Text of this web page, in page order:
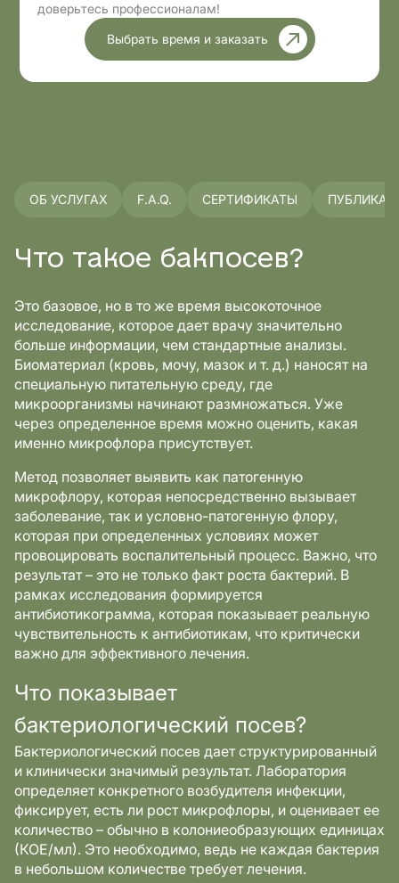
доверьтесь профессионалам!
Выбрать время и заказать
ОБ УСЛУГАХ F.A.Q. СЕРТИФИКАТЫ
Что такое бакпосев?
Это базовое, но в то же время высокоточное
исследование, которое дает врачу значительно
больше информации, чем стандартные анализы.
Биоматериал (кровь, мочу, мазок и т. д.) наносят на
специальную питательную среду, где
микроорганизмы начинают размножаться. Уже
через определенное время можно оценить, какая
именно микрофлора присутствует.
Метод позволяет выявить как патогенную
микрофлору, которая непосредственно вызывает
заболевание, так и условно-патогенную флору,
которая при определенных условиях может
провоцировать воспалительный процесс. Важно, что
результат – это не только факт роста бактерий. В
рамках исследования формируется
антибиотикограмма, которая показывает реальную
чувствительность к антибиотикам, что критически
важно для эффективного лечения.
Что показывает
бактериологический посев?
Бактериологический посев дает структурированный
и клинически значимый результат. Лаборатория
определяет конкретного возбудителя инфекции,
фиксирует, есть ли рост микрофлоры, и оценивает ее
количество – обычно в колониеобразующих единицах
(КОЕ/мл). Это необходимо, ведь не каждая бактерия
в небольшом количестве требует лечения.